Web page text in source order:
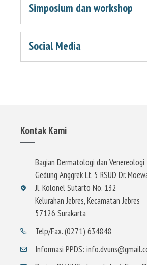
Simposium dan workshop
Social Media
Kontak Kami
Bagian Dermatologi dan Venereologi
Gedung Anggrek Lt. 5 RSUD Dr.
Jl. Kolonel Sutarto No. 132
Kelurahan Jebres, Kecamatan Jebres
57126 Surakarta
Telp/Fax. (0271) 634848
Informasi PPDS: